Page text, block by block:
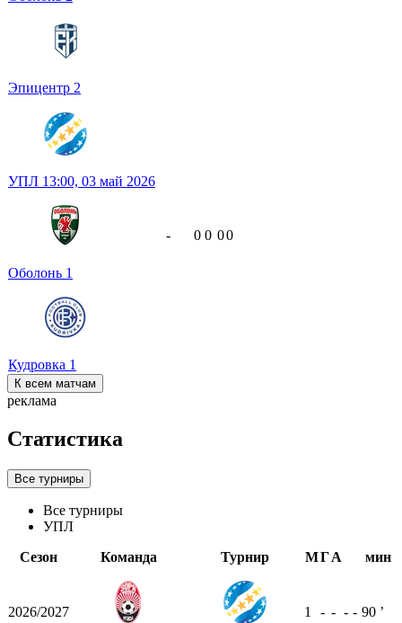
Эпицентр 2
УПЛ 13:00, 03 май 2026
Оболонь 1
Кудровка 1
- 0 0 00
К всем матчам
реклама
Статистика
Все турниры
Все турниры
УПЛ
Сезон
Команда Турнир МГА мин
2026/2027 1 - - - - 90 ʼ